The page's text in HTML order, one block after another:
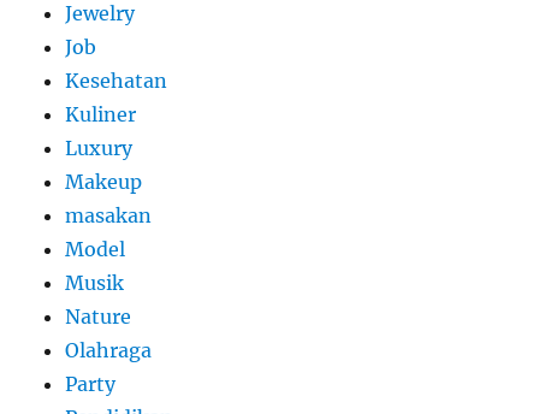
Jewelry
Job
Kesehatan
Kuliner
Luxury
Makeup
masakan
Model
Musik
Nature
Olahraga
Party